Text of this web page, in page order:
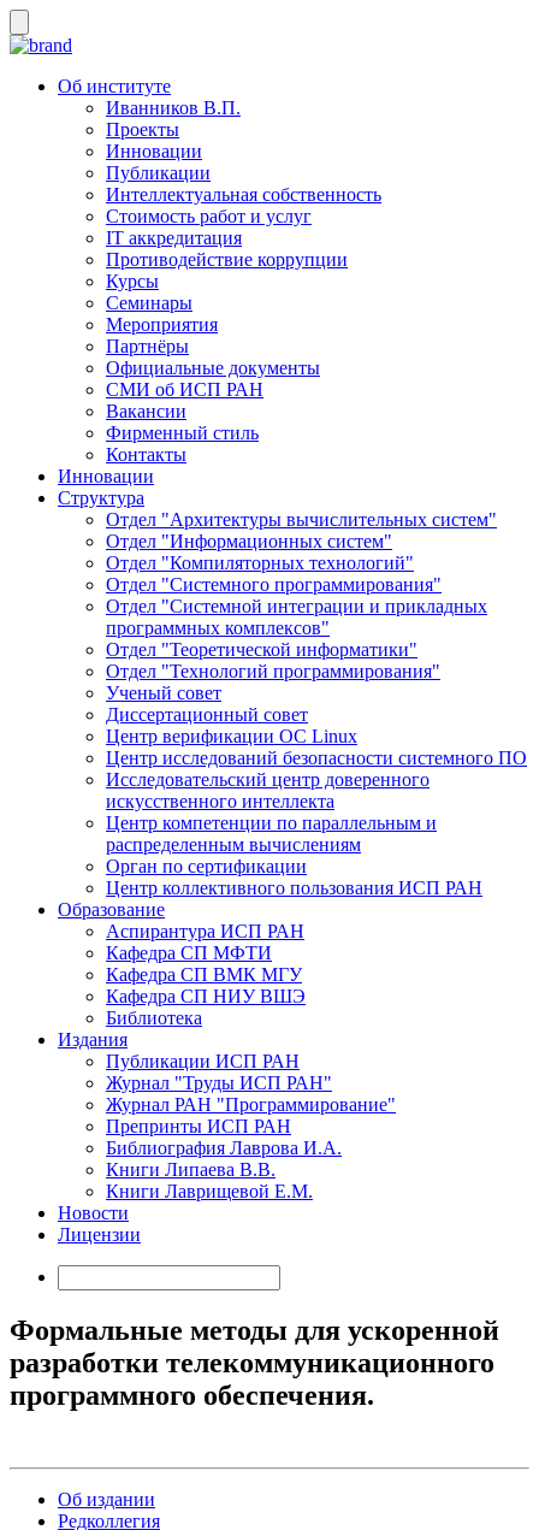
Об институте
Иванников В.П.
Проекты
Инновации
Публикации
Интеллектуальная собственность
Стоимость работ и услуг
IT аккредитация
Противодействие коррупции
Курсы
Семинары
Мероприятия
Партнёры
Официальные документы
СМИ об ИСП РАН
Вакансии
Фирменный стиль
Контакты
Инновации
Структура
Отдел "Архитектуры вычислительных систем"
Отдел "Информационных систем"
Отдел "Компиляторных технологий"
Отдел "Системного программирования"
Отдел "Системной интеграции и прикладных
программных комплексов"
Отдел "Теоретической информатики"
Отдел "Технологий программирования"
Ученый совет
Диссертационный совет
Центр верификации ОС Linux
Центр исследований безопасности системного ПО
Исследовательский центр доверенного
искусственного интеллекта
Центр компетенции по параллельным и
распределенным вычислениям
Орган по сертификации
Центр коллективного пользования ИСП РАН
Образование
Аспирантура ИСП РАН
Кафедра СП МФТИ
Кафедра СП ВМК МГУ
Кафедра СП НИУ ВШЭ
Библиотека
Издания
Публикации ИСП РАН
Журнал "Труды ИСП РАН"
Журнал РАН "Программирование"
Препринты ИСП РАН
Библиография Лаврова И.А.
Книги Липаева В.В.
Книги Лаврищевой Е.М.
Новости
Лицензии
Формальные методы для ускоренной
разработки телекоммуникационного
программного обеспечения.
Об издании
Редколлегия